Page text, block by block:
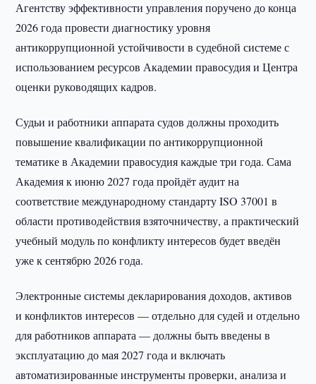
Агентству эффективности управления поручено до конца
2026 года провести диагностику уровня
антикоррупционной устойчивости в судебной системе с
использованием ресурсов Академии правосудия и Центра
оценки руководящих кадров.
Судьи и работники аппарата судов должны проходить
повышение квалификации по антикоррупционной
тематике в Академии правосудия каждые три года. Сама
Академия к июню 2027 года пройдёт аудит на
соответствие международному стандарту ISO 37001 в
области противодействия взяточничеству, а практический
учебный модуль по конфликту интересов будет введён
уже к сентябрю 2026 года.
Электронные системы декларирования доходов, активов
и конфликтов интересов — отдельно для судей и отдельно
для работников аппарата — должны быть введены в
эксплуатацию до мая 2027 года и включать
автоматизированные инструменты проверки, анализа и